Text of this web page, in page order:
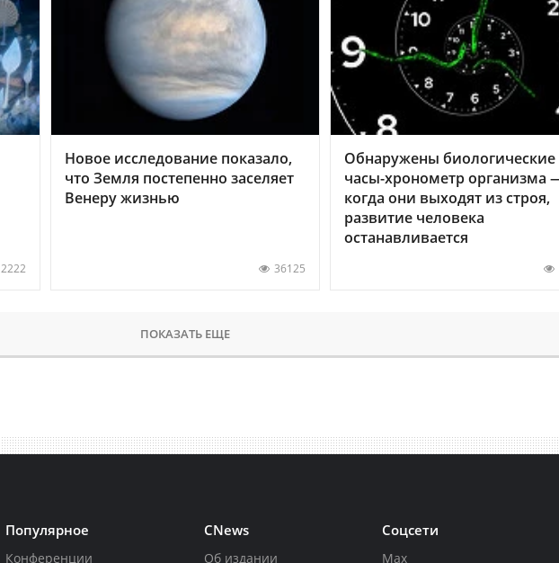
2222
Новое исследование показало,
что Земля постепенно заселяет
Венеру жизнью
36125
Обнаружены биологические
часы-хронометр организма
когда они выходят из строя,
развитие человека
останавливается
ПОКАЗАТЬ ЕЩЕ
Популярное
Конференции
CNews
Об издании
Соцсети
Max